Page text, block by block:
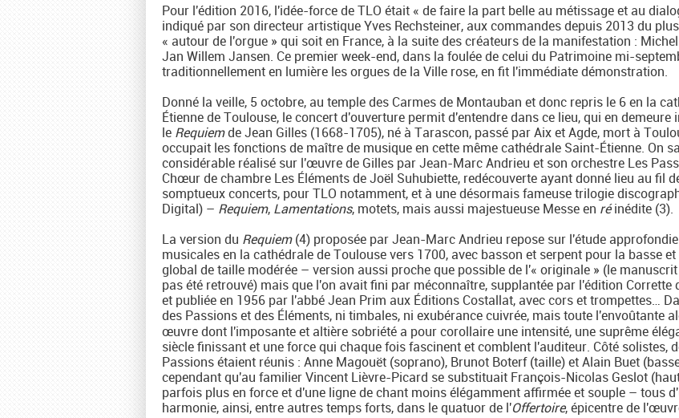
Pour l'édition 2016, l'idée-force de TLO était « de faire la part belle au métissage et au
indiqué par son directeur artistique Yves Rechsteiner, aux commandes depuis 2013 du
« autour de l'orgue » qui soit en France, à la suite des créateurs de la manifestation :
Jan Willem Jansen. Ce premier week-end, dans la foulée de celui du Patrimoine mi-
traditionnellement en lumière les orgues de la Ville rose, en fit l'immédiate démonstration.
Donné la veille, 5 octobre, au temple des Carmes de Montauban et donc repris le 6 en la
Étienne de Toulouse, le concert d'ouverture permit d'entendre dans ce lieu, qui en demeure
le Requiemde Jean Gilles (1668-1705), né à Tarascon, passé par Aix et Agde, mort à
occupait les fonctions de maître de musique en cette même cathédrale Saint-Étienne. On
considérable réalisé sur l'œuvre de Gilles par Jean-Marc Andrieu et son orchestre Les
Chœur de chambre Les Éléments de Joël Suhubiette, redécouverte ayant donné lieu au fil
somptueux concerts, pour TLO notamment, et à une désormais fameuse trilogie
Digital) – Requiem, Lamentations, motets, mais aussi majestueuse Messe en réinédite (3).
La version du Requiem(4) proposée par Jean-Marc Andrieu repose sur l'étude
musicales en la cathédrale de Toulouse vers 1700, avec basson et serpent pour la basse
global de taille modérée – version aussi proche que possible de l'« originale » (le
pas été retrouvé) mais que l'on avait fini par méconnaître, supplantée par l'édition Corrette
et publiée en 1956 par l'abbé Jean Prim aux Éditions Costallat, avec cors et trompettes…
des Passions et des Éléments, ni timbales, ni exubérance cuivrée, mais toute l'envoûtante
œuvre dont l'imposante et altière sobriété a pour corollaire une intensité, une suprême
siècle finissant et une force qui chaque fois fascinent et comblent l'auditeur. Côté solistes,
Passions étaient réunis : Anne Magouët (soprano), Brunot Boterf (taille) et Alain Buet
cependant qu'au familier Vincent Lièvre-Picard se substituait François-Nicolas Geslot
parfois plus en force et d'une ligne de chant moins élégamment affirmée et souple – tous
harmonie, ainsi, entre autres temps forts, dans le quatuor de l'Offertoire, épicentre de